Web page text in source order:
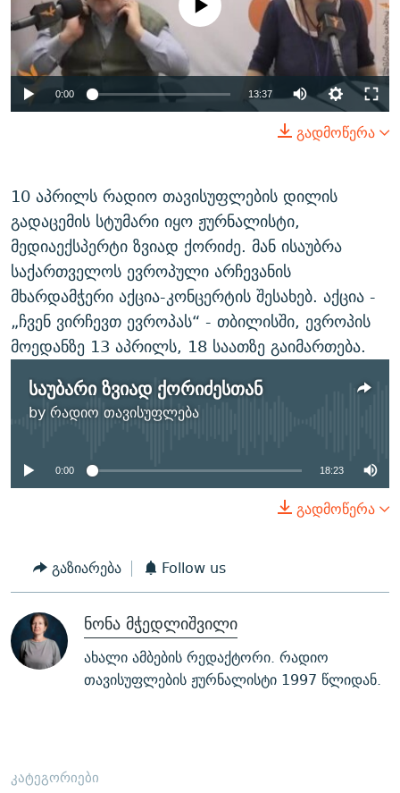
ᲛᲝᲚᲐᲞᲐᲠᲐᲙᲔ ᲢᲔᲥᲡᲢᲔᲑᲘ
ᲨᲘᲜ - ᲣᲪᲮᲝᲔᲗᲨᲘ
ᲚᲘᲢᲔᲠᲐᲢᲣᲠᲣᲚᲘ ᲬᲐᲮᲜᲐᲒᲔᲑᲘ
ᲐᲛᲔᲠᲘᲙᲣᲚᲘ ᲛᲝᲗᲮᲠᲝᲑᲐ
ᲩᲔᲛᲘ ᲡᲘᲙᲕᲓᲘᲚᲘᲡ ᲛᲘᲖᲔᲖᲘᲐ COVID-19
11 ᲬᲔᲚᲘ - 11 ᲐᲛᲑᲐᲕᲘ
ᲡᲐᲞᲐᲠᲚᲐᲛᲔᲜᲢᲝ ᲐᲠᲩᲔᲕᲜᲔᲑᲘᲡ ᲘᲡᲢᲝᲠᲘᲐ
ᲑᲐᲕᲨᲕᲔᲑᲘ ᲞᲠᲝᲡᲢᲘᲢᲣᲪᲘᲐᲨᲘ - ᲐᲛᲝᲣᲗᲥᲛᲔᲚᲘ ᲐᲛᲑᲐᲕᲘ
ПРИВЕТ ᲙᲣᲚᲢᲣᲠᲐ
ᲒᲐᲛᲝᲘᲬᲔᲠᲔ
available
0:00 13:37
გადმოწერა
10 აპრილს რადიო თავისუფლების დილის
გადაცემის სტუმარი იყო ჟურნალისტი,
მედიაექსპერტი ზვიად ქორიძე. მან ისაუბრა
საქართველოს ევროპული არჩევანის
მხარდამჭერი აქცია-კონცერტის შესახებ. აქცია -
„ჩვენ ვირჩევთ ევროპას“ - თბილისში, ევროპის
მოედანზე 13 აპრილს, 18 საათზე გაიმართება.
საუბარი ზვიად ქორიძესთან
byრადიო თავისუფლება
No media source currently
0:00 18:23
გადმოწერა
გაზიარება Follow us
ნონა მჭედლიშვილი
ახალი ამბების რედაქტორი. რადიო
თავისუფლების ჟურნალისტი 1997 წლიდან.
კატეგორიები